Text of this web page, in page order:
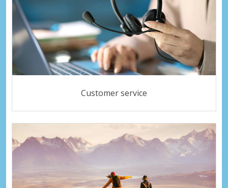
Customer service